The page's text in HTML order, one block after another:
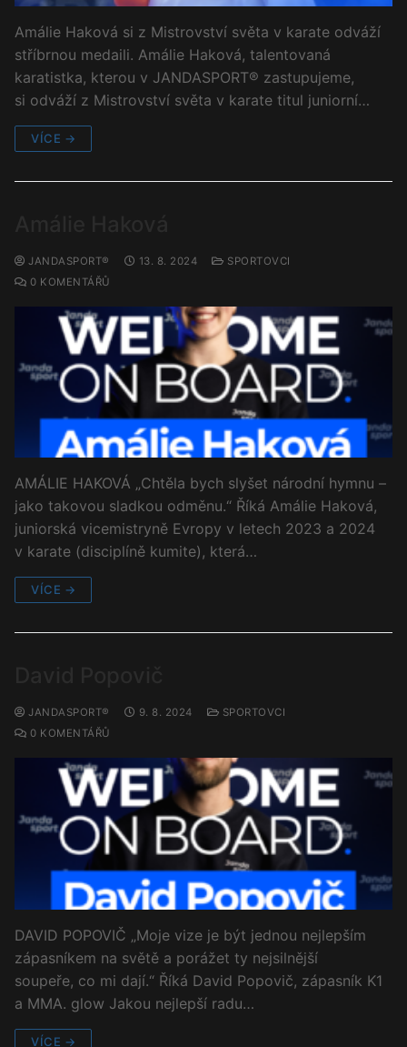
Amálie Haková si z Mistrovství světa v karate odváží
stříbrnou medaili. Amálie Haková, talentovaná
karatistka, kterou v JANDASPORT® zastupujeme,
si odváží z Mistrovství světa v karate titul juniorní…
VÍCE →
JANDASPORT® 13. 8. 2024
SPORTOVCI
0 KOMENTÁŘŮ
AMÁLIE HAKOVÁ „Chtěla bych slyšet národní hymnu –
jako takovou sladkou odměnu.“ Říká Amálie Haková,
juniorská vicemistryně Evropy v letech 2023 a 2024
v karate (disciplíně kumite), která…
VÍCE →
JANDASPORT® 9. 8. 2024
SPORTOVCI
0 KOMENTÁŘŮ
DAVID POPOVIČ „Moje vize je být jednou nejlepším
zápasníkem na světě a porážet ty nejsilnější
soupeře, co mi dají.“ Říká David Popovič, zápasník K1
a MMA. glow Jakou nejlepší radu…
VÍCE →